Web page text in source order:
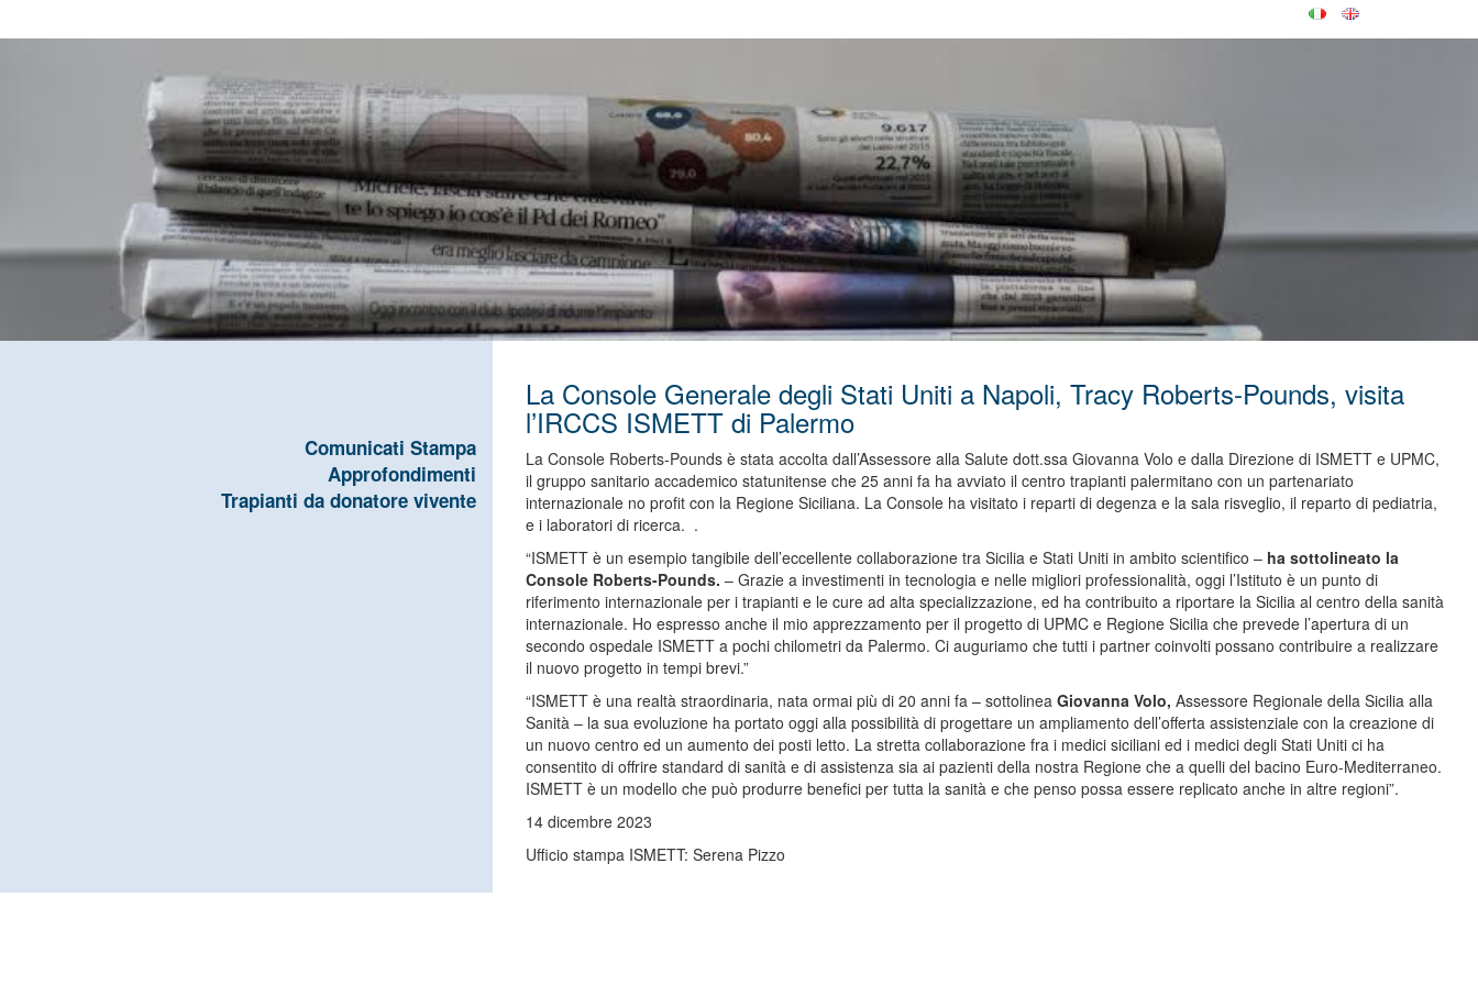
Comunicati Stampa
Approfondimenti
Trapianti da donatore vivente
La Console Generale degli Stati Uniti a Napoli, Tracy Roberts-Pounds, visita
l’IRCCS ISMETT di Palermo
La Console Roberts-Pounds è stata accolta dall’Assessore alla Salute dott.ssa Giovanna Volo e dalla Direzione di ISMETT e UPMC,
il gruppo sanitario accademico statunitense che 25 anni fa ha avviato il centro trapianti palermitano con un partenariato
internazionale no profit con la Regione Siciliana. La Console ha visitato i reparti di degenza e la sala risveglio, il reparto di pediatria,
e i laboratori di ricerca. .
“ISMETT è un esempio tangibile dell’eccellente collaborazione tra Sicilia e Stati Uniti in ambito scientifico – ha sottolineato la
Console Roberts-Pounds. – Grazie a investimenti in tecnologia e nelle migliori professionalità, oggi l’Istituto è un punto di
riferimento internazionale per i trapianti e le cure ad alta specializzazione, ed ha contribuito a riportare la Sicilia al centro della sanità
internazionale. Ho espresso anche il mio apprezzamento per il progetto di UPMC e Regione Sicilia che prevede l’apertura di un
secondo ospedale ISMETT a pochi chilometri da Palermo. Ci auguriamo che tutti i partner coinvolti possano contribuire a realizzare
il nuovo progetto in tempi brevi.”
“ISMETT è una realtà straordinaria, nata ormai più di 20 anni fa – sottolinea Giovanna Volo, Assessore Regionale della Sicilia alla
Sanità – la sua evoluzione ha portato oggi alla possibilità di progettare un ampliamento dell’offerta assistenziale con la creazione di
un nuovo centro ed un aumento dei posti letto. La stretta collaborazione fra i medici siciliani ed i medici degli Stati Uniti ci ha
consentito di offrire standard di sanità e di assistenza sia ai pazienti della nostra Regione che a quelli del bacino Euro-Mediterraneo.
ISMETT è un modello che può produrre benefici per tutta la sanità e che penso possa essere replicato anche in altre regioni”.
14 dicembre 2023
Ufficio stampa ISMETT: Serena Pizzo